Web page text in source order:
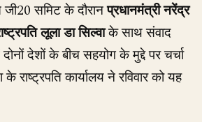
समिट के दौरानप्रधानमंत्री नरेंद्र
लूला डा सिल्वाके साथ संवाद
देशों के बीच सहयोग के मुद्दे पर चर्चा
राष्ट्रपति कार्यालय ने रविवार को यह